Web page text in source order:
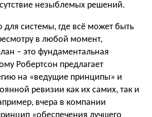
незыблемых решений.
для системы, где всё может быть
в любой момент,
– это фундаментальная
Робертсон предлагает
на «ведущие принципы» и
ревизии как их самих, так и
вчера в компании